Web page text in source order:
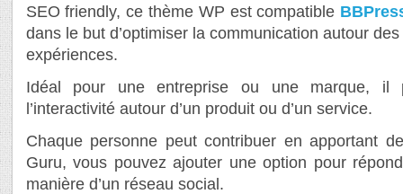
SEO friendly, ce thème WP est compatible
dans le but d’optimiser la communication autour
expériences.
Idéal pour une entreprise ou une marque, il
l’interactivité autour d’un produit ou d’un service.
Chaque personne peut contribuer en apportant
Guru, vous pouvez ajouter une option pour
manière d’un réseau social.